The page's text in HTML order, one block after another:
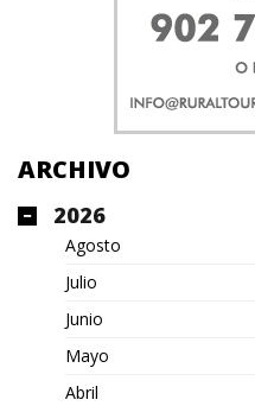
ARCHIVO
2026
Agosto
Julio
Junio
Mayo
Abril